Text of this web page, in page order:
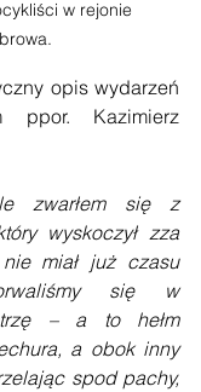
w rejonie
opis wydarzeń
ppor. Kazimierz
się z
wyskoczył zza
miał już czasu
się w
– a to hełm
a obok inny
spod pachy,